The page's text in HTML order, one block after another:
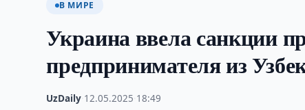
В МИРЕ
Украина ввела санкции
предпринимателя из
UzDaily 12.05.2025 18:49